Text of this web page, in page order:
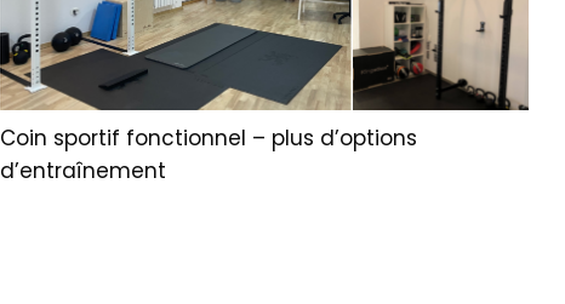
Coin sportif fonctionnel – plus d’options
d’entraînement